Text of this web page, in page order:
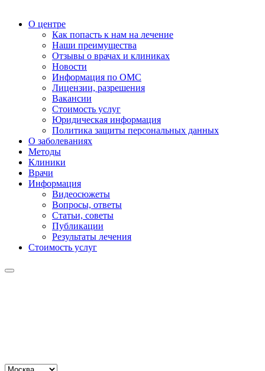
О центре
Как попасть к нам на лечение
Наши преимущества
Отзывы о врачах и клиниках
Новости
Информация по ОМС
Лицензии, разрешения
Вакансии
Стоимость услуг
Юридическая информация
Политика защиты персональных данных
О заболеваниях
Методы
Клиники
Врачи
Информация
Видеосюжеты
Вопросы, ответы
Статьи, советы
Публикации
Результаты лечения
Стоимость услуг